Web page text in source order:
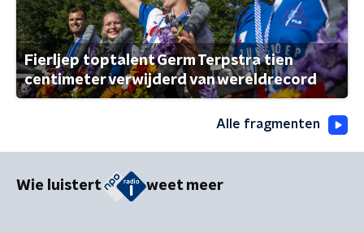
Fierljep toptalent Germ Terpstra tien
centimeter verwijderd van wereldrecord
Alle fragmenten
Wie luistert weet meer